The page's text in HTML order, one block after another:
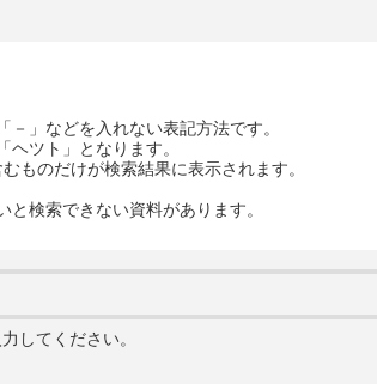
」などを入れない表記方法です。
ツト」となります。
ものだけが検索結果に表示されます。
検索できない資料があります。
してください。